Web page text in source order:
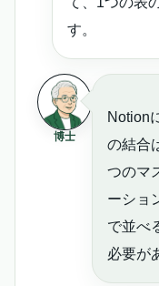
す。
博士
Notion
の結合
つのマ
ーショ
で並べ
必要が